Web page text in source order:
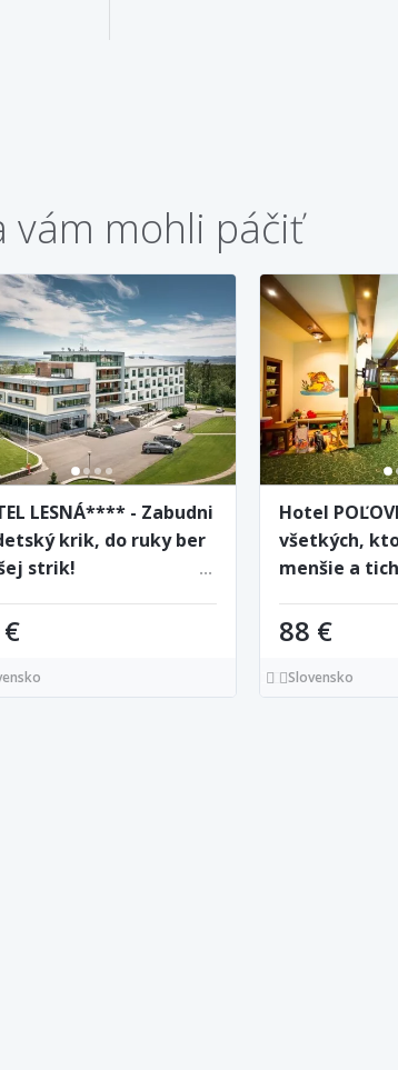
vám mohli páčiť
LESNÁ**** - Zabudni
krik, do ruky ber
strik!
Hotel
všetkých,
menšie a
88 €
Slovensko